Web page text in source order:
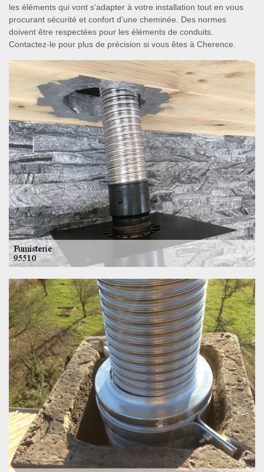
les éléments qui vont s’adapter à votre installation tout en vous
procurant sécurité et confort d’une cheminée. Des normes
doivent être respectées pour les éléments de conduits.
Contactez-le pour plus de précision si vous êtes à Cherence.